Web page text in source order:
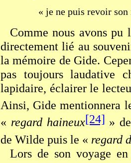
« je ne puis revoir
Comme nous avons
directement lié au
la mémoire de Gide.
pas toujours laudative
lapidaire, éclairer le
Ainsi, Gide mentionnera
« regard haineux[24] »
de Wilde puis le « regard
Lors de son voyage